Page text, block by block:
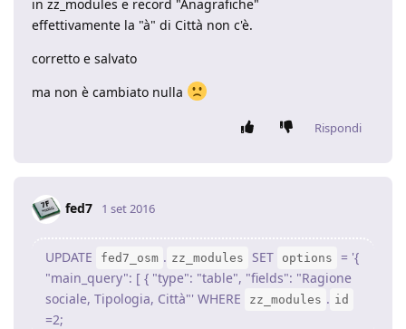
in zz_modules e record "Anagrafiche"
effettivamente la "à" di Città non c'è.
corretto e salvato
ma non è cambiato nulla
Rispondi
fed7 1 set 2016
UPDATE fed7_osm . zz_modules SET options
= '{
"main_query": [ { "type": "table", "fields": "Ragione
sociale, Tipologia, Città"' WHERE
zz_modules . id
=2;